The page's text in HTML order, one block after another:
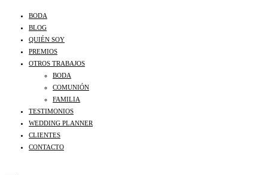
BODA
BLOG
QUIÉN SOY
PREMIOS
OTROS TRABAJOS
BODA
COMUNIÓN
FAMILIA
TESTIMONIOS
WEDDING PLANNER
CLIENTES
CONTACTO